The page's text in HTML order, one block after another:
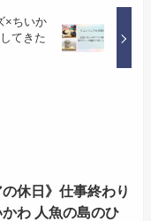
×ちいか
てきた
の休日》仕事終わり
わ 人魚の島のひ